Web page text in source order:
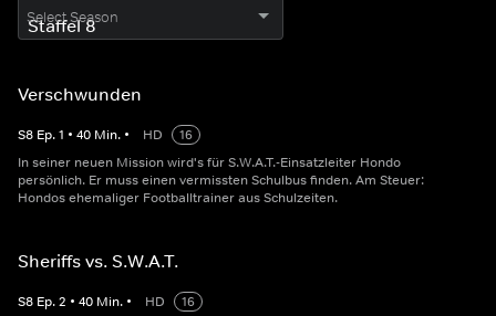
Select Season
Verschwunden
S8 Ep.1 • 40 Min. • HD
16
In seiner neuen Mission wird's für S.W.A.T.-Einsatzleiter Hondo
persönlich. Er muss einen vermissten Schulbus finden. Am Steuer:
Hondos ehemaliger Footballtrainer aus Schulzeiten.
Sheriffs vs. S.W.A.T.
S8 Ep.2 • 40 Min. • HD
16